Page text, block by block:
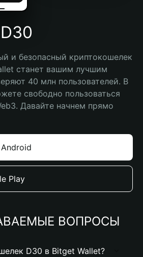
и безопасный криптокошелек
станет вашим лучшим
40 млн пользователей. В
свободно пользоваться
Давайте начнем прямо
Play
ВОПРОСЫ
D30 в Bitget Wallet?